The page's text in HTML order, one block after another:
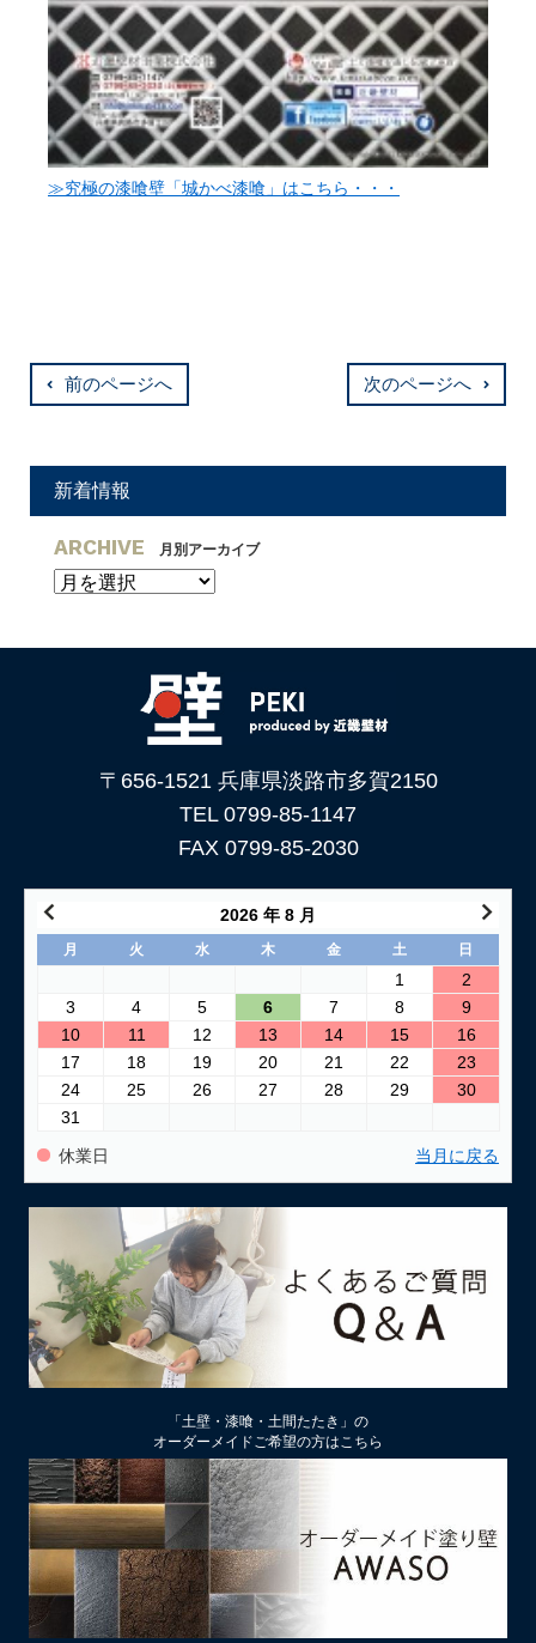
≫究極の漆喰壁「城かべ漆喰」はこちら・・・
前のページへ 次のページへ
新着情報
ARCHIVE 月別アーカイブ
〒656-1521 兵庫県淡路市多賀2150
TEL 0799-85-1147
FAX 0799-85-2030
2026 年 8 月
月 火 水 木 金 土 日
1
2
3
4 5 6 7 8
9
10
11 12 13 14 15
16
17
18 19 20 21 22
23
24
25 26 27 28 29
30
31
休業日 当月に戻る
「土壁・漆喰・土間たたき」の
オーダーメイドご希望の方はこちら